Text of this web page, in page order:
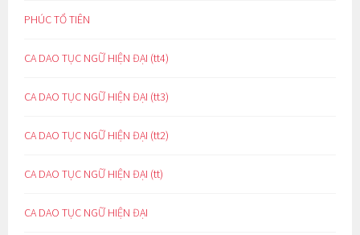
PHÚC TỔ TIÊN
CA DAO TỤC NGỮ HIỆN ĐẠI (tt4)
CA DAO TỤC NGỮ HIỆN ĐẠI (tt3)
CA DAO TỤC NGỮ HIỆN ĐẠI (tt2)
CA DAO TỤC NGỮ HIỆN ĐẠI (tt)
CA DAO TỤC NGỮ HIỆN ĐẠI